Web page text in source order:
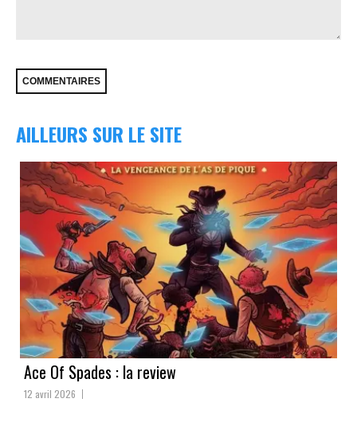
AILLEURS SUR LE SITE
Ace Of Spades : la review
12 avril 2026